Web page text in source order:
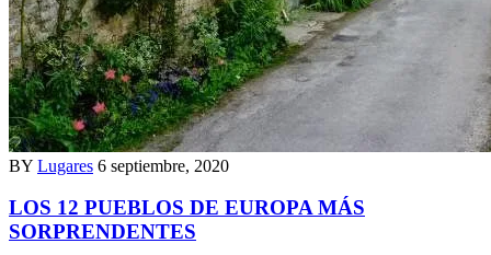
BY Lugares 6 septiembre, 2020
LOS 12 PUEBLOS DE EUROPA MÁS
SORPRENDENTES